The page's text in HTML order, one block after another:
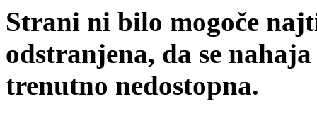
Strani ni bilo mogoče
odstranjena, da se
trenutno nedostopna.